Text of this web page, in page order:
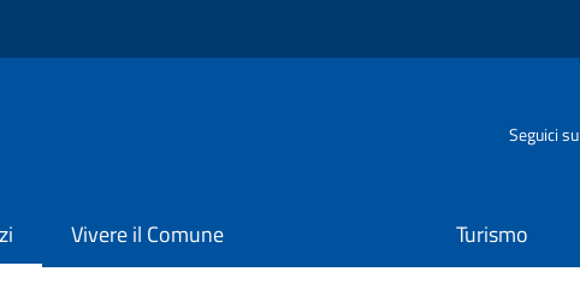
Seguici su
Vivere il Comune Turismo